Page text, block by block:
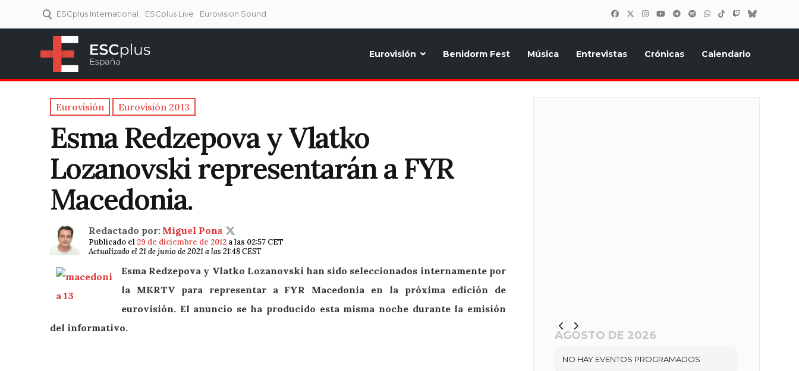
ESCplus International ESCplus Live Eurovision Sound
Eurovisión Benidorm Fest Música Entrevistas Crónicas Calendario
Eurovisión Eurovisión 2013
Esma Redzepova y Vlatko
Lozanovski representarán a FYR
Macedonia.
Redactado por: Miguel Pons
Publicado el 29 de diciembre de 2012 a las 02:57 CET
Actualizado el 21 de junio de 2021 a las 21:48 CEST
Esma Redzepova y Vlatko Lozanovski han sido seleccionados internamente por
la MKRTV para representar a FYR Macedonia en la próxima edición de
eurovisión. El anuncio se ha producido esta misma noche durante la emisión
del informativo.
AGOSTO DE 2026
NO HAY EVENTOS PROGRAMADOS